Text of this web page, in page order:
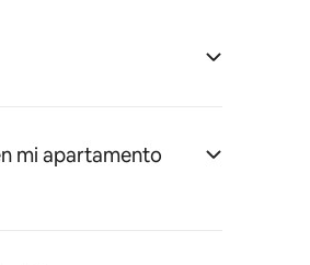
mi apartamento